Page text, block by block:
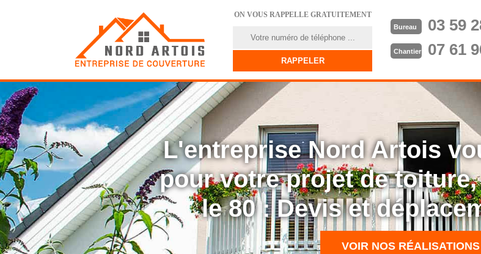
ON VOUS RAPPELLE GRATUITEMENT
Bureau 03 59
Chantier 07 61
L'entreprise Nord Artois
pour votre projet de
le 80 : Devis et
VOIR NOS RÉALISATIONS